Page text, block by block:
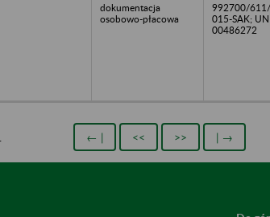
dokumentacja
osobowo-płacowa
992700/
015-SAK;
00486272
← | << >> | →